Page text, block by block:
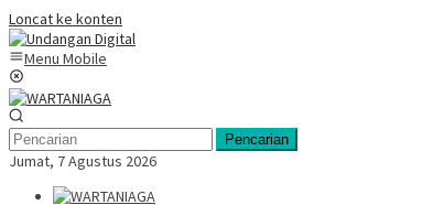
Loncat ke konten
Menu Mobile
Pencarian
Jumat, 7 Agustus 2026